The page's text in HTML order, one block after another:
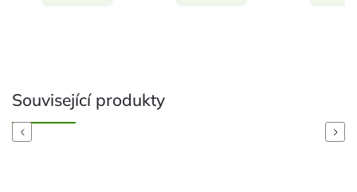
Související produkty
Previous Next